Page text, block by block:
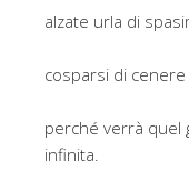
alzate urla di
cosparsi di
perché verrà quel
infinita.